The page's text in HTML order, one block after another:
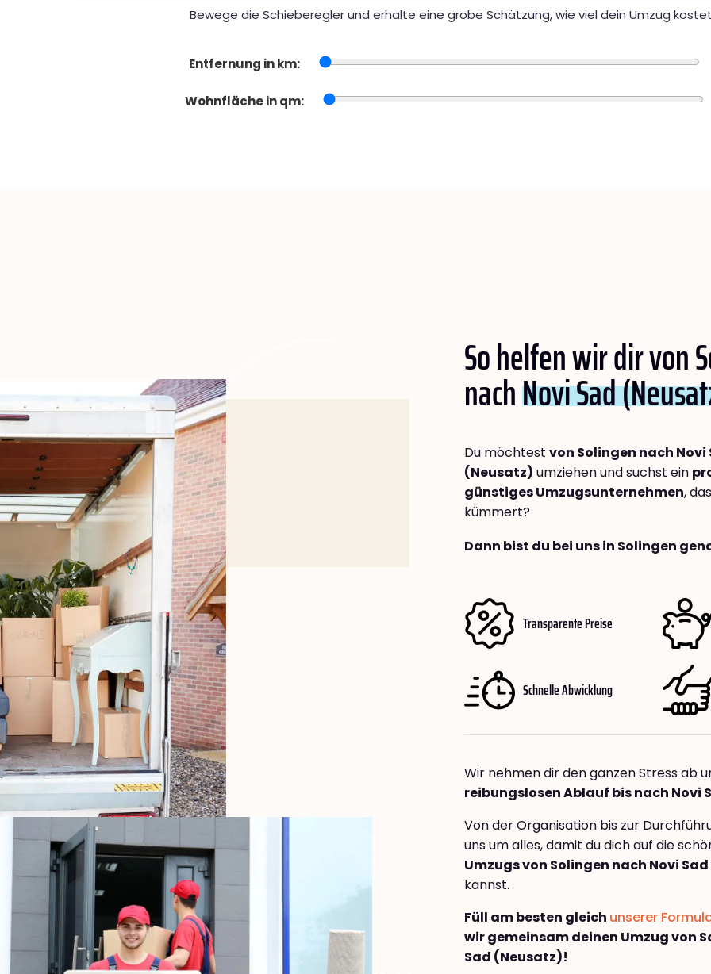
Bewege die Schieberegler und erhalte eine grobe Schätzung, wie viel dein Umzug
Entfernung in km:
Wohnfläche in qm:
So helfen wir dir von
nachNovi Sad
Du möchtest von Solingen nach Novi
(Neusatz) umziehen und suchst ein
günstiges Umzugsunternehmen,
kümmert?
Dann bist du bei uns in Solingen
Transparente Preise
Schnelle Abwicklung
Wir nehmen dir den ganzen Stress ab
reibungslosen Ablauf bis nach Novi
Von der Organisation bis zur
uns um alles, damit du dich auf die
Umzugs von Solingen nach Novi
kannst.
Füll am besten gleich unserer
wir gemeinsam deinen Umzug von
Sad (Neusatz)!